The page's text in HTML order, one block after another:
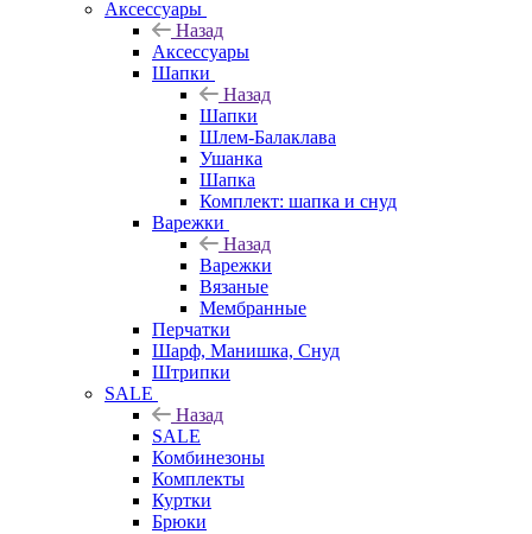
Аксессуары
Назад
Аксессуары
Шапки
Назад
Шапки
Шлем-Балаклава
Ушанка
Шапка
Комплект: шапка и снуд
Варежки
Назад
Варежки
Вязаные
Мембранные
Перчатки
Шарф, Манишка, Снуд
Штрипки
SALE
Назад
SALE
Комбинезоны
Комплекты
Куртки
Брюки